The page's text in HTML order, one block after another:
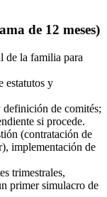
de 12 meses)
de la familia para
estatutos y
de comités;
si procede.
(contratación de
implementación de
trimestrales,
primer simulacro de